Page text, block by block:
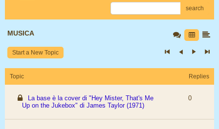
search
MUSICA
Start a New Topic
Topic Replies
La base è la cover di "Hey Mister, That's Me
Up on the Jukebox" di James Taylor (1971)
0